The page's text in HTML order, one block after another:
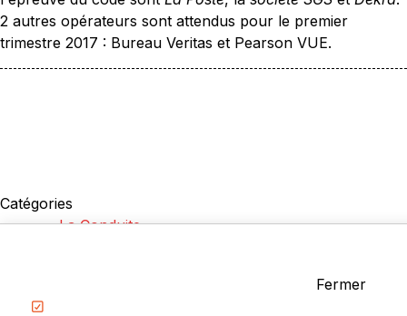
2 autres opérateurs sont attendus pour le premier
trimestre 2017 : Bureau Veritas et Pearson VUE.
Catégories
La Conduite
Fermer